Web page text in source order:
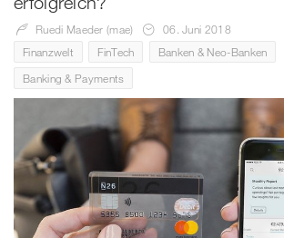
Ruedi Maeder (mae)
06. Juni 2018
Finanzwelt
FinTech
Banken & Neo-Banken
Banking & Payments